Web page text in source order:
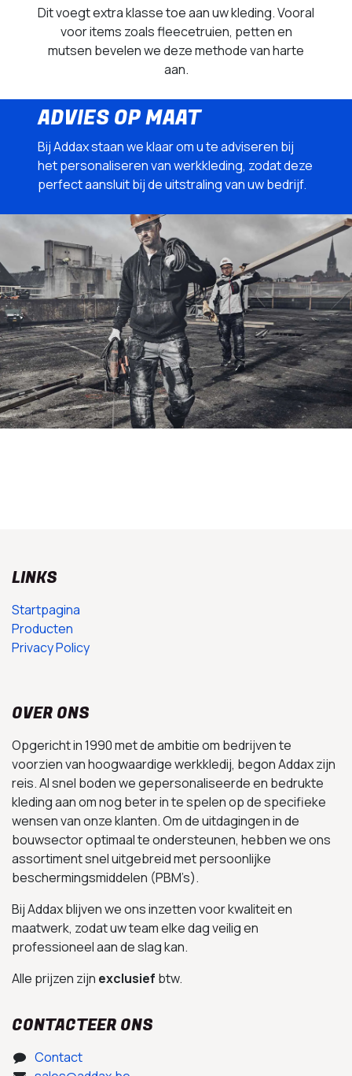
Dit voegt extra klasse toe aan uw kleding. Vooral
voor items zoals fleecetruien, petten en
mutsen bevelen we deze methode van harte
aan.
ADVIES OP MAAT
Bij Addax staan we klaar om u te adviseren bij
het personaliseren van werkkleding, zodat deze
perfect aansluit bij de uitstraling van uw bedrijf.
LINKS
Startpagina
Producten
Privacy Policy
OVER ONS
Opgericht in 1990 met de ambitie om bedrijven te
voorzien van hoogwaardige werkkledij, begon Addax zijn
reis. Al snel boden we gepersonaliseerde en bedrukte
kleding aan om nog beter in te spelen op de specifieke
wensen van onze klanten. Om de uitdagingen in de
bouwsector optimaal te ondersteunen, hebben we ons
assortiment snel uitgebreid met persoonlijke
beschermingsmiddelen (PBM’s).
Bij Addax blijven we ons inzetten voor kwaliteit en
maatwerk, zodat uw team elke dag veilig en
professioneel aan de slag kan.
Alle prijzen zijn exclusief btw.
CONTACTEER ONS
Contact